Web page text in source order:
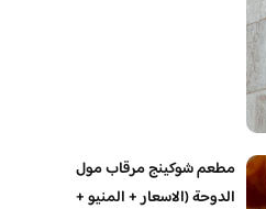
مطعم شوكينج مرقاب مول
الدوحة (الاسعار + المنيو +